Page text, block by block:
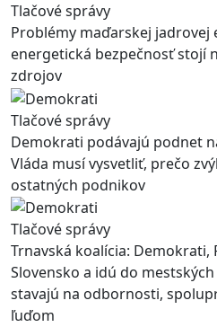
Tlačové správy
Problémy maďarskej jadrovej
energetická bezpečnosť stojí
zdrojov
Tlačové správy
Demokrati podávajú podnet
Vláda musí vysvetliť, prečo
ostatných podnikov
Tlačové správy
Trnavská koalícia: Demokrati,
Slovensko a idú do
stavajú na odbornosti,
ľuďom